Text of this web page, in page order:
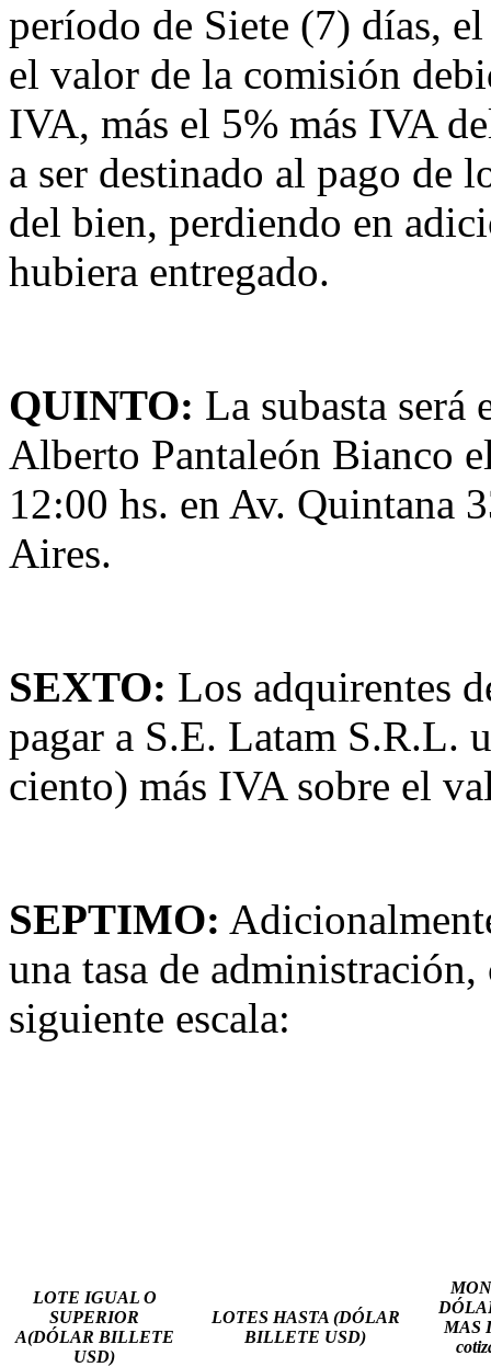
período de Siete (7) días,
el valor de la comisión
IVA, más el 5% más IVA
a ser destinado al pago de
del bien, perdiendo en
hubiera entregado.
QUINTO: La subasta
Alberto Pantaleón Bianco
12:00 hs. en Av. Quintana
Aires.
SEXTO: Los adquirentes
pagar a S.E. Latam S.R.L.
ciento) más IVA sobre el
SEPTIMO:
una tasa de
siguiente escala:
LOTE IGUAL O
SUPERIOR
A(DÓLAR BILLETE
USD)
LOTES HASTA (DÓLAR
BILLETE USD)
MAS